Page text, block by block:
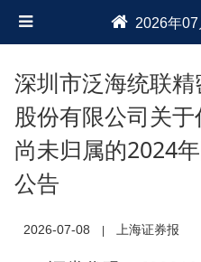
2026年
深圳市泛海统联精
股份有限公司关
尚未归属的2024
公告
2026-07-08 上海证券报